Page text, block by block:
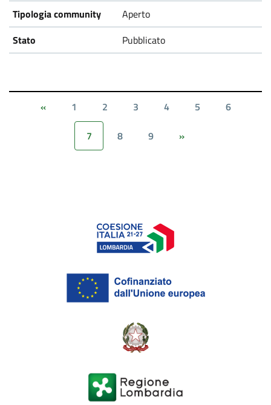
Aperto
Pubblicato
« 1 2 3 4 5
6
7
8 9 »